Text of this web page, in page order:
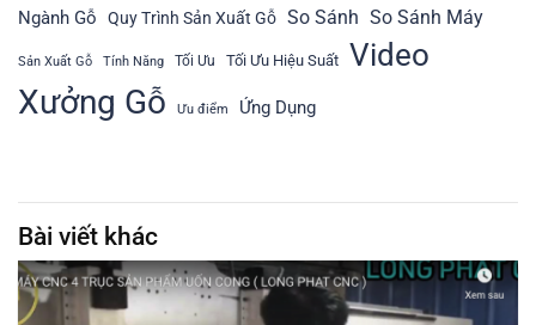
Ngành Gỗ Quy Trình Sản Xuất Gỗ So Sánh So Sánh Máy
Sản Xuất Gỗ Tính Năng Tối Ưu Tối Ưu Hiệu Suất Video
Xưởng Gỗ Ưu điểm Ứng Dụng
Bài viết khác